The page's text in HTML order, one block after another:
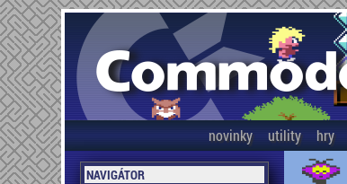
novinky utility hry
NAVIGÁTOR